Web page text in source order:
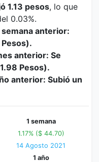
1.13 pesos, lo que
0.03%.
anterior:
anterior: Se
Pesos).
anterior: Subió un
1 semana
1.17% ($ 44.70)
14 Agosto 2021
1 año